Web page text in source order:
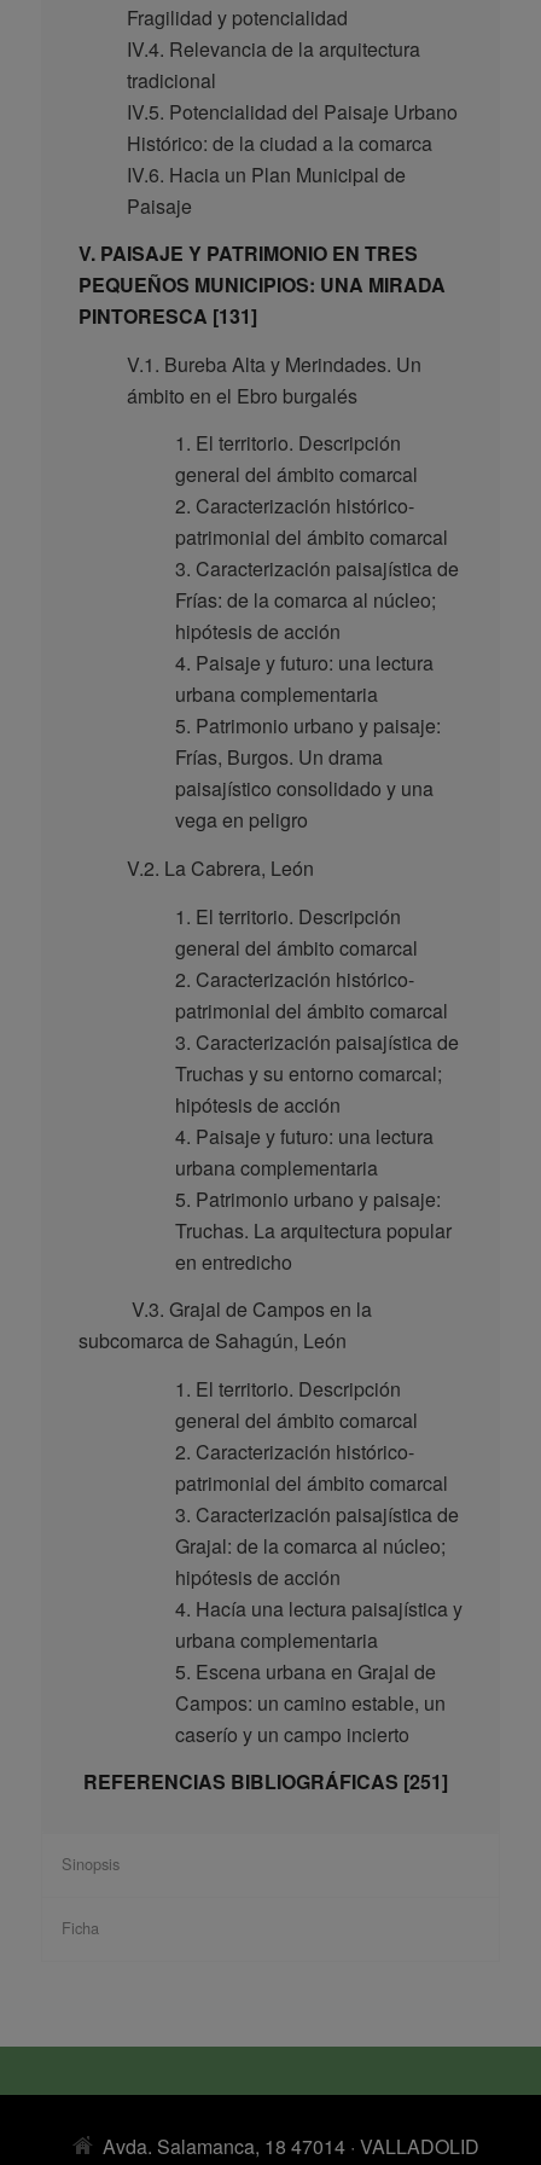
Fragilidad y potencialidad
IV.4. Relevancia de la arquitectura
tradicional
IV.5. Potencialidad del Paisaje Urbano
Histórico: de la ciudad a la comarca
IV.6. Hacia un Plan Municipal de
Paisaje
V. PAISAJE Y PATRIMONIO EN TRES
PEQUEÑOS MUNICIPIOS: UNA MIRADA
PINTORESCA [131]
V.1. Bureba Alta y Merindades. Un
ámbito en el Ebro burgalés
1. El territorio. Descripción
general del ámbito comarcal
2. Caracterización histórico-
patrimonial del ámbito comarcal
3. Caracterización paisajística de
Frías: de la comarca al núcleo;
hipótesis de acción
4. Paisaje y futuro: una lectura
urbana complementaria
5. Patrimonio urbano y paisaje:
Frías, Burgos. Un drama
paisajístico consolidado y una
vega en peligro
V.2. La Cabrera, León
1. El territorio. Descripción
general del ámbito comarcal
2. Caracterización histórico-
patrimonial del ámbito comarcal
3. Caracterización paisajística de
Truchas y su entorno comarcal;
hipótesis de acción
4. Paisaje y futuro: una lectura
urbana complementaria
5. Patrimonio urbano y paisaje:
Truchas. La arquitectura popular
en entredicho
V.3. Grajal de Campos en la
subcomarca de Sahagún, León
1. El territorio. Descripción
general del ámbito comarcal
2. Caracterización histórico-
patrimonial del ámbito comarcal
3. Caracterización paisajística de
Grajal: de la comarca al núcleo;
hipótesis de acción
4. Hacía una lectura paisajística y
urbana complementaria
5. Escena urbana en Grajal de
Campos: un camino estable, un
caserío y un campo incierto
REFERENCIAS BIBLIOGRÁFICAS [251]
Sinopsis
Ficha
Avda. Salamanca, 18 47014 · VALLADOLID